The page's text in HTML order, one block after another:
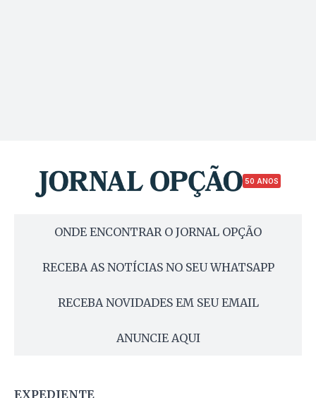
50 ANOS
ONDE ENCONTRAR O JORNAL OPÇÃO
RECEBA AS NOTÍCIAS NO SEU WHATSAPP
RECEBA NOVIDADES EM SEU EMAIL
ANUNCIE AQUI
EXPEDIENTE